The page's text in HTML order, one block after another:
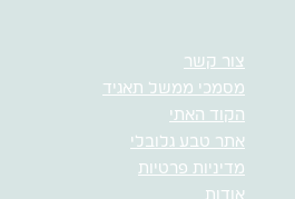
צור קשר
מסמכי ממשל תאגיד
הקוד האתי
אתר טבע גלובלי
מדיניות פרטיות